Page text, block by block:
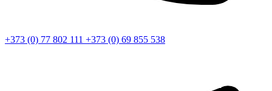
+373 (0) 77 802 111 +373 (0) 69 855 538